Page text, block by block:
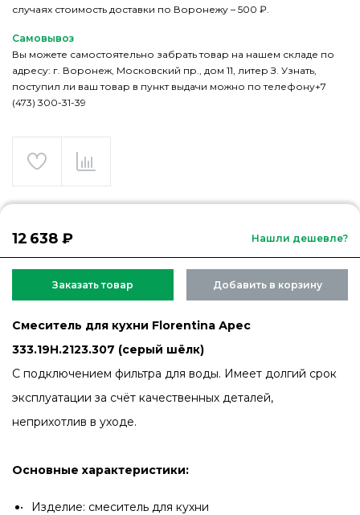
случаях стоимость доставки по Воронежу – 500 ₽.
Самовывоз
Вы можете самостоятельно забрать товар на нашем складе по
адресу: г. Воронеж, Московский пр., дом 11, литер З. Узнать,
поступил ли ваш товар в пункт выдачи можно по телефону+7
(473) 300-31-39
12 638 ₽ Нашли дешевле?
Заказать товар Добавить в корзину
Смеситель для кухни Florentina Арес
333.19H.2123.307 (серый шёлк)
С подключением фильтра для воды. Имеет долгий срок
эксплуатации за счёт качественных деталей,
неприхотлив в уходе.
Основные характеристики:
Изделие: смеситель для кухни